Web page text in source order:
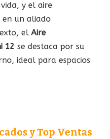
y el aire
en un aliado
el Aire
12 se destaca por su
ideal para espacios
y Top Ventas